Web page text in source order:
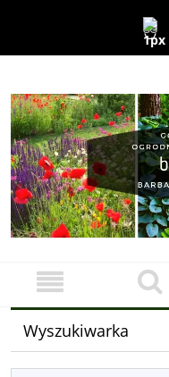
Wyszukiwarka